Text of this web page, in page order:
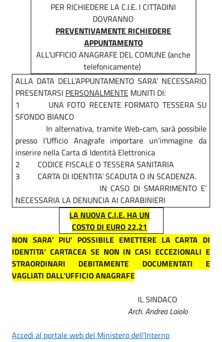
PER RICHIEDERE LA C.I.E. I CITTADINI
DOVRANNO
PREVENTIVAMENTE RICHIEDERE
APPUNTAMENTO
ALL’UFFICIO ANAGRAFE DEL COMUNE (anche
telefonicamente)
ALLA DATA DELL’APPUNTAMENTO SARA’ NECESSARIO
PRESENTARSI PERSONALMENTE MUNITI DI:
1 UNA FOTO RECENTE FORMATO TESSERA SU
SFONDO BIANCO
In alternativa, tramite Web-cam, sarà possibile
presso l’Ufficio Anagrafe importare un’immagine da
inserire nella Carta di Identità Elettronica
2 CODICE FISCALE O TESSERA SANITARIA
3 CARTA DI IDENTITA’ SCADUTA O IN SCADENZA.
IN CASO DI SMARRIMENTO E’
NECESSARIA LA DENUNCIA AI CARABINIERI
LA NUOVA C.I.E. HA UN
COSTO DI EURO 22,21
NON SARA’ PIU’ POSSIBILE EMETTERE LA CARTA DI
IDENTITA’ CARTACEA SE NON IN CASI ECCEZIONALI E
STRAORDINARI DEBITAMENTE DOCUMENTATI E
VAGLIATI DALL’UFFICIO ANAGRAFE
IL SINDACO
Arch. Andrea Laiolo
Accedi al portale web del Ministero dell'Interno